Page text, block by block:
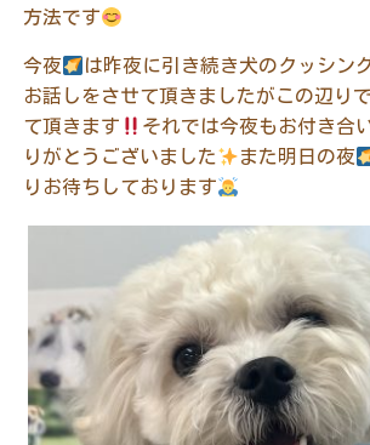
方法です
今夜
は昨夜に引き続き犬のクッシン
お話しをさせて頂きましたがこの辺り
て頂きます
それでは今夜もお付き合
りがとうございました
また明日の夜
りお待ちしております